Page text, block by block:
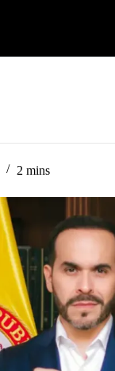
2 mins